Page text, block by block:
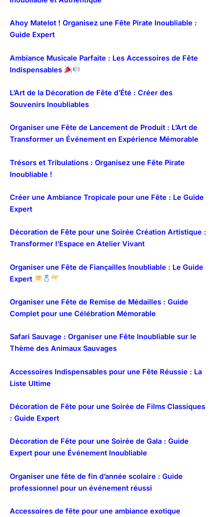
Ahoy Matelot ! Organisez une Fête Pirate Inoubliable :
Guide Expert
Ambiance Musicale Parfaite : Les Accessoires de Fête
Indispensables
L’Art de la Décoration de Fête d’Été : Créer des
Souvenirs Inoubliables
Organiser une Fête de Lancement de Produit : L’Art de
Transformer un Événement en Expérience Mémorable
Trésors et Tribulations : Organisez une Fête Pirate
Inoubliable !
Créer une Ambiance Tropicale pour une Fête : Le Guide
Expert
Décoration de Fête pour une Soirée Création Artistique :
Transformer l’Espace en Atelier Vivant
Organiser une Fête de Fiançailles Inoubliable : Le Guide
Expert
Organiser une Fête de Remise de Médailles : Guide
Complet pour une Célébration Mémorable
Safari Sauvage : Organiser une Fête Inoubliable sur le
Thème des Animaux Sauvages
Accessoires Indispensables pour une Fête Réussie : La
Liste Ultime
Décoration de Fête pour une Soirée de Films Classiques
: Guide Expert
Décoration de Fête pour une Soirée de Gala : Guide
Expert pour une Événement Inoubliable
Organiser une fête de fin d’année scolaire : Guide
professionnel pour un événement réussi
Accessoires de fête pour une ambiance exotique